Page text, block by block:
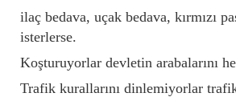
ilaç bedava, uçak bedava, kırmızı
isterlerse.
Koşturuyorlar devletin arabalarını
Trafik kurallarını dinlemiyorlar